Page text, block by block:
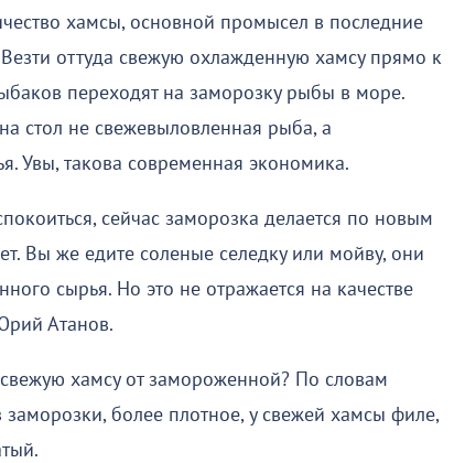
хамсы, основной промысел в последние
оттуда свежую охлажденную хамсу прямо к
переходят на заморозку рыбы в море.
стол не свежевыловленная рыба, а
Увы, такова современная экономика.
сейчас заморозка делается по новым
Вы же едите соленые селедку или мойву, они
сырья. Но это не отражается на качестве
Атанов.
хамсу от замороженной? По словам
более плотное, у свежей хамсы филе,